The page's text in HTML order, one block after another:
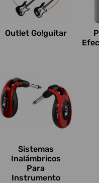
Outlet Go!guitar
Sistemas
Inalámbricos
Para
Instrumento